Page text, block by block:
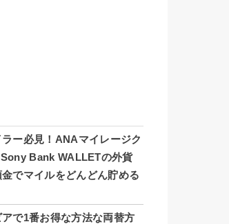
ラー必見！ANAマイレージク
Bank WALLETの外貨
金でマイルをどんどん貯める
で1番お得な方法な両替方